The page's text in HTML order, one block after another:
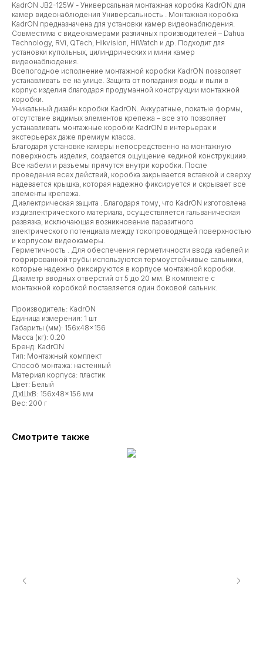
KadrON JB2-125W - Универсальная монтажная коробка KadrON для
камер видеонаблюдения Универсальность . Монтажная коробка
KadrON предназначена для установки камер видеонаблюдения.
Совместима с видеокамерами различных производителей – Dahua
Technology, RVi, QTech, Hikvision, HiWatch и др. Подходит для
установки купольных, цилиндрических и мини камер
видеонаблюдения.
Всепогодное исполнение монтажной коробки KadrON позволяет
устанавливать ее на улице. Защита от попадания воды и пыли в
корпус изделия благодаря продуманной конструкции монтажной
коробки.
Уникальный дизайн коробки KadrON. Аккуратные, покатые формы,
отсутствие видимых элементов крепежа – все это позволяет
устанавливать монтажные коробки KadrON в интерьерах и
экстерьерах даже премиум класса.
Благодаря установке камеры непосредственно на монтажную
поверхность изделия, создается ощущение «единой конструкции».
Все кабели и разъемы прячутся внутри коробки. После
проведения всех действий, коробка закрывается вставкой и сверху
надевается крышка, которая надежно фиксируется и скрывает все
элементы крепежа.
Диэлектрическая защита . Благодаря тому, что KadrON изготовлена
из диэлектрического материала, осуществляется гальваническая
развязка, исключающая возникновение паразитного
электрического потенциала между токопроводящей поверхностью
и корпусом видеокамеры.
Герметичность . Для обеспечения герметичности ввода кабелей и
гофрированной трубы используются термоустойчивые сальники,
которые надежно фиксируются в корпусе монтажной коробки.
Диаметр вводных отверстий от 5 до 20 мм. В комплекте с
монтажной коробкой поставляется один боковой сальник.
Производитель: KadrON
Единица измерения: 1 шт
Габариты (мм): 156x48x156
Масса (кг): 0.20
Бренд: KadrON
Тип: Монтажный комплект
Способ монтажа: настенный
Материал корпуса: пластик
Цвет: Белый
ДxШxВ: 156x48x156 мм
Вес: 200 г
Смотрите также